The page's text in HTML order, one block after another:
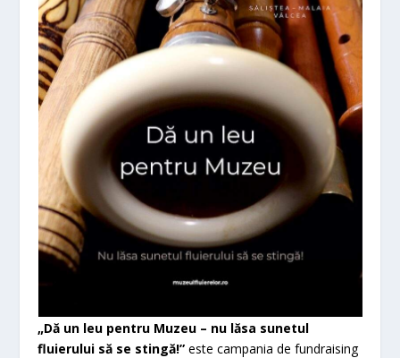
„Dă un leu pentru Muzeu – nu lăsa sunetul
fluierului să se stingă!” este campania de fundraising